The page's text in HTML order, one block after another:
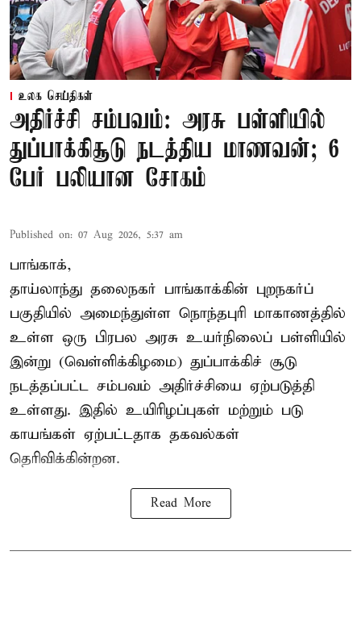
உலக செய்திகள்
அதிர்ச்சி சம்பவம்: அரசு பள்ளியில்
துப்பாக்கிசூடு நடத்திய மாணவன்; 6
பேர் பலியான சோகம்
Published on: 07 Aug 2026, 5:37 am
பாங்காக்,
தாய்லாந்து தலைநகர் பாங்காக்கின் புறநகர்ப்
பகுதியில் அமைந்துள்ள நொந்தபுரி மாகாணத்தில்
உள்ள ஒரு பிரபல அரசு உயர்நிலைப் பள்ளியில்
இன்று (வெள்ளிக்கிழமை) துப்பாக்கிச் சூடு
நடத்தப்பட்ட சம்பவம் அதிர்ச்சியை ஏற்படுத்தி
உள்ளது. இதில் உயிரிழப்புகள் மற்றும் படு
காயங்கள் ஏற்பட்டதாக தகவல்கள்
தெரிவிக்கின்றன.
Read More